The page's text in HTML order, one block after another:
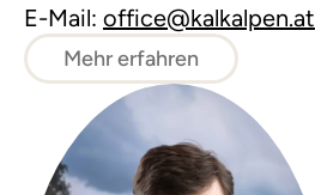
E-Mail: office@kalkalpen.at
Mehr erfahren